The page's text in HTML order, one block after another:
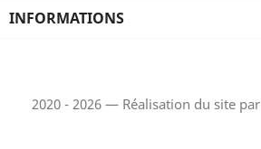
INFORMATIONS
2020 - 2026 — Réalisation du site par